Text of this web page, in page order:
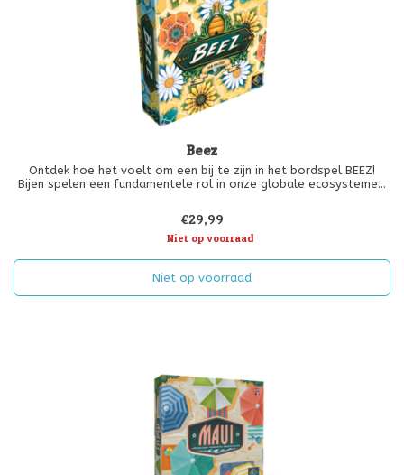
Beez
Ontdek hoe het voelt om een bij te zijn in het bordspel BEEZ!
Bijen spelen een fundamentele rol in onze globale ecosystemen.
eenvoudige handeling
€29,99
Niet op voorraad
Niet op voorraad